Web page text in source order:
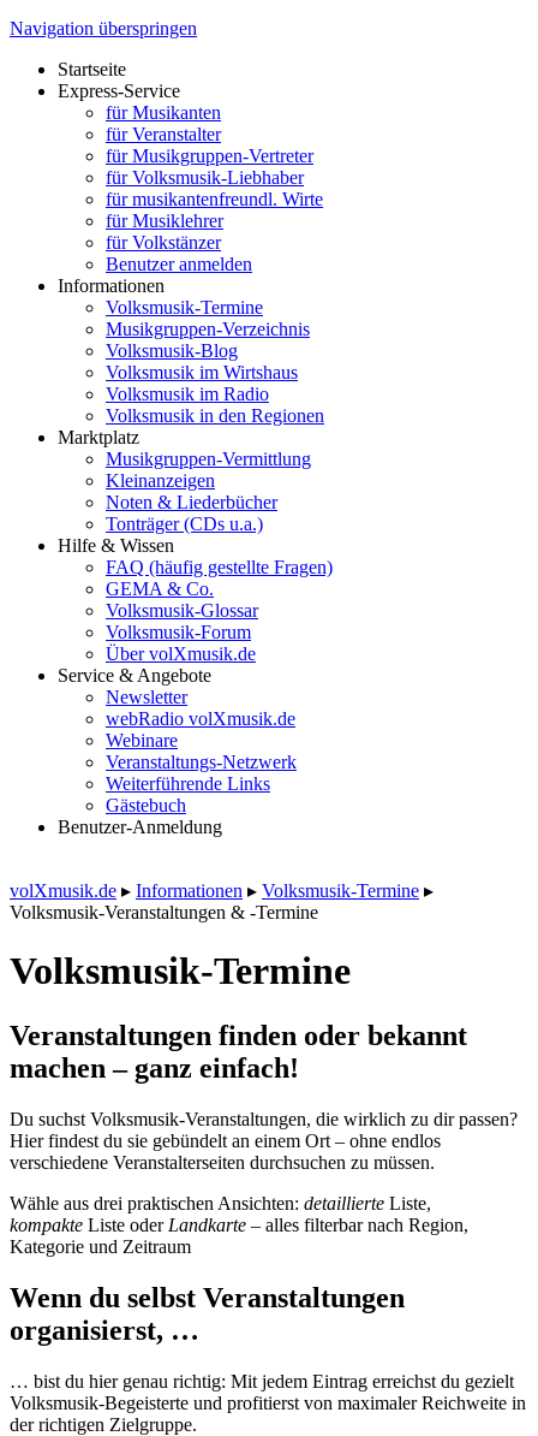
Navigation überspringen
Startseite
Express-Service
für Musikanten
für Veranstalter
für Musikgruppen-Vertreter
für Volksmusik-Liebhaber
für musikantenfreundl. Wirte
für Musiklehrer
für Volkstänzer
Benutzer anmelden
Informationen
Volksmusik-Termine
Musikgruppen-Verzeichnis
Volksmusik-Blog
Volksmusik im Wirtshaus
Volksmusik im Radio
Volksmusik in den Regionen
Marktplatz
Musikgruppen-Vermittlung
Kleinanzeigen
Noten & Liederbücher
Tonträger (CDs u.a.)
Hilfe & Wissen
FAQ (häufig gestellte Fragen)
GEMA & Co.
Volksmusik-Glossar
Volksmusik-Forum
Über volXmusik.de
Service & Angebote
Newsletter
webRadio volXmusik.de
Webinare
Veranstaltungs-Netzwerk
Weiterführende Links
Gästebuch
Benutzer-Anmeldung
volXmusik.de ▸ Informationen ▸ Volksmusik-Termine ▸
Volksmusik-Veranstaltungen & -Termine
Volksmusik-Termine
Veranstaltungen finden oder bekannt
machen – ganz einfach!
Du suchst Volksmusik-Veranstaltungen, die wirklich zu dir passen?
Hier findest du sie gebündelt an einem Ort – ohne endlos
verschiedene Veranstalterseiten durchsuchen zu müssen.
Wähle aus drei praktischen Ansichten: detaillierte Liste,
kompakte Liste oder Landkarte – alles filterbar nach Region,
Kategorie und Zeitraum
Wenn du selbst Veranstaltungen
organisierst, …
… bist du hier genau richtig: Mit jedem Eintrag erreichst du gezielt
Volksmusik-Begeisterte und profitierst von maximaler Reichweite in
der richtigen Zielgruppe.